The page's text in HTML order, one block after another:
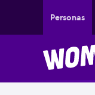
Personas